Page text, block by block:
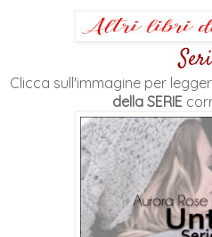
Clicca sull'immagine per
della SERIE